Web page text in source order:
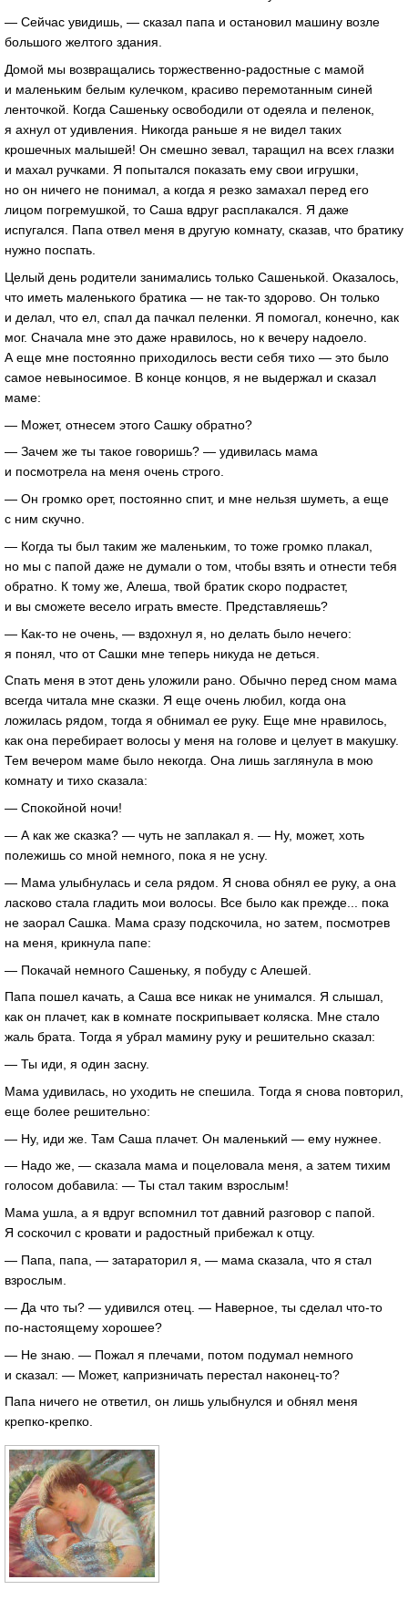
— Сейчас увидишь, — сказал папа и остановил машину возле
большого желтого здания.
Домой мы возвращались торжественно-радостные с мамой
и маленьким белым кулечком, красиво перемотанным синей
ленточкой. Когда Сашеньку освободили от одеяла и пеленок,
я ахнул от удивления. Никогда раньше я не видел таких
крошечных малышей! Он смешно зевал, таращил на всех глазки
и махал ручками. Я попытался показать ему свои игрушки,
но он ничего не понимал, а когда я резко замахал перед его
лицом погремушкой, то Саша вдруг расплакался. Я даже
испугался. Папа отвел меня в другую комнату, сказав, что братику
нужно поспать.
Целый день родители занимались только Сашенькой. Оказалось,
что иметь маленького братика — не так-то здорово. Он только
и делал, что ел, спал да пачкал пеленки. Я помогал, конечно, как
мог. Сначала мне это даже нравилось, но к вечеру надоело.
А еще мне постоянно приходилось вести себя тихо — это было
самое невыносимое. В конце концов, я не выдержал и сказал
маме:
— Может, отнесем этого Сашку обратно?
— Зачем же ты такое говоришь? — удивилась мама
и посмотрела на меня очень строго.
— Он громко орет, постоянно спит, и мне нельзя шуметь, а еще
с ним скучно.
— Когда ты был таким же маленьким, то тоже громко плакал,
но мы с папой даже не думали о том, чтобы взять и отнести тебя
обратно. К тому же, Алеша, твой братик скоро подрастет,
и вы сможете весело играть вместе. Представляешь?
— Как-то не очень, — вздохнул я, но делать было нечего:
я понял, что от Сашки мне теперь никуда не деться.
Спать меня в этот день уложили рано. Обычно перед сном мама
всегда читала мне сказки. Я еще очень любил, когда она
ложилась рядом, тогда я обнимал ее руку. Еще мне нравилось,
как она перебирает волосы у меня на голове и целует в макушку.
Тем вечером маме было некогда. Она лишь заглянула в мою
комнату и тихо сказала:
— Спокойной ночи!
— А как же сказка? — чуть не заплакал я. — Ну, может, хоть
полежишь со мной немного, пока я не усну.
— Мама улыбнулась и села рядом. Я снова обнял ее руку, а она
ласково стала гладить мои волосы. Все было как прежде... пока
не заорал Сашка. Мама сразу подскочила, но затем, посмотрев
на меня, крикнула папе:
— Покачай немного Сашеньку, я побуду с Алешей.
Папа пошел качать, а Саша все никак не унимался. Я слышал,
как он плачет, как в комнате поскрипывает коляска. Мне стало
жаль брата. Тогда я убрал мамину руку и решительно сказал:
— Ты иди, я один засну.
Мама удивилась, но уходить не спешила. Тогда я снова повторил,
еще более решительно:
— Ну, иди же. Там Саша плачет. Он маленький — ему нужнее.
— Надо же, — сказала мама и поцеловала меня, а затем тихим
голосом добавила: — Ты стал таким взрослым!
Мама ушла, а я вдруг вспомнил тот давний разговор с папой.
Я соскочил с кровати и радостный прибежал к отцу.
— Папа, папа, — затараторил я, — мама сказала, что я стал
взрослым.
— Да что ты? — удивился отец. — Наверное, ты сделал что-то
по-настоящему хорошее?
— Не знаю. — Пожал я плечами, потом подумал немного
и сказал: — Может, капризничать перестал наконец-то?
Папа ничего не ответил, он лишь улыбнулся и обнял меня
крепко-крепко.